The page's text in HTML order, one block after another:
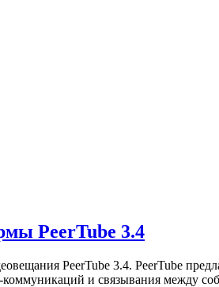
PeerTube 3.4
PeerTube 3.4. PeerTube
и связывания между